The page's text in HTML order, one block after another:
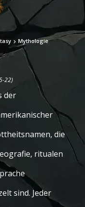
Mythologie
22)
der
die
ritualen
sind. Jeder